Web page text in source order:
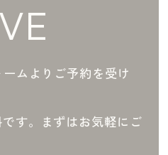
ムよりご予約を受け
す。まずはお気軽にご